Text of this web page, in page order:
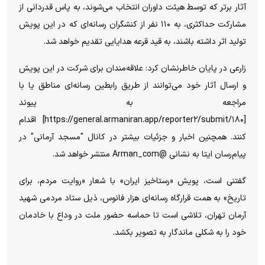
آثار برتر که توسط هیئت داوران انتخاب می‌شوند، به پاس قدردانی از
مشارکت حداکثری، به ۱۱۰ نفر از کنشگران رسانه‌ای که در این پویش
تولید اثر داشته باشند، به قید قرعه هدایایی تقدیم خواهد شد.
زارعی در پایان خاطرنشان کرد: علاقه‌مندان برای شرکت در این پویش
و ارسال آثار خود می‌توانند از طریق رابطین رسانه‌ای مناطق یا با
مراجعه به پیوند
[https://general.armaniran.app/reporter۲/submit/۱۸۰] اقدام
کنند. همچنین اخبار و جزئیات بیشتر در کانال "مسجد آرمانی" در
پیام‌رسان ایتا به نشانی @Arman_com منتشر خواهد شد.
گفتنی است، پویش «رستاخیز ایران» با شعار «روایت مردم، برای
تاریخ» به همت قرارگاه رسانه‌ای هزار فانوس، ذیل ستاد مردمی شهید
آرمان تهران، تلاشی است تا حماسه حضور ملت در وداع با خادمان
خود را به شکلی ماندگار به تصویر بکشد.